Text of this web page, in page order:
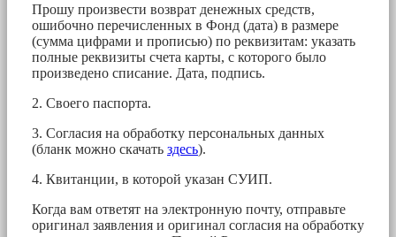
Прошу произвести возврат денежных средств,
ошибочно перечисленных в Фонд (дата) в размере
(сумма цифрами и прописью) по реквизитам: указать
полные реквизиты счета карты, с которого было
произведено списание. Дата, подпись.
2. Своего паспорта.
3. Согласия на обработку персональных данных
(бланк можно скачать здесь).
4. Квитанции, в которой указан СУИП.
Когда вам ответят на электронную почту, отправьте
оригинал заявления и оригинал согласия на обработку